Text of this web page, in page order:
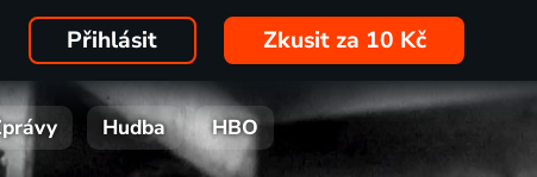
Přihlásit Zkusit za 10 Kč
Hudba HBO